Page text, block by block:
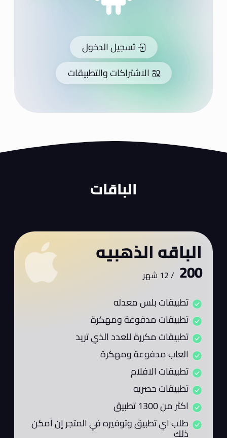
تسجيل الدخول
الاشتراكات والتطبيقات
الباقات
الباقه الذهبيه
200
/12 شهر
تطبيقات بلس معدله
تطبيقات مدفوعة ومهكرة
تطبيقات مكررة للعدد الذي تريد
العاب مدفوعة ومهكرة
تطبيقات الافلام
تطبيقات حصريه
اكثر من 1300 تطبيق
طلب اي تطبيق وتوفيره في المتجر إن أمكن
ذلك